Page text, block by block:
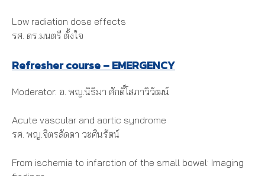
Low radiation dose effects
รศ. ดร.มนตรี ตั้งใจ
Refresher course – EMERGENCY
Moderator: อ. พญ.นิธิมา ศักดิ์โสภาวิวัฒน์
Acute vascular and aortic syndrome
รศ. พญ.จิตรลัดดา วะศินรัตน์
From ischemia to infarction of the small bowel: Imaging